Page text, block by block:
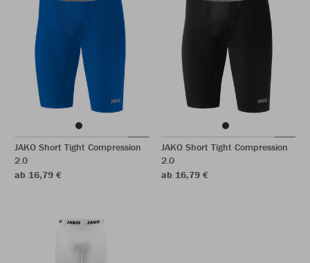
JAKO Short Tight Compression
2.0
ab 16,79 €
JAKO Short Tight Compression
2.0
ab 16,79 €